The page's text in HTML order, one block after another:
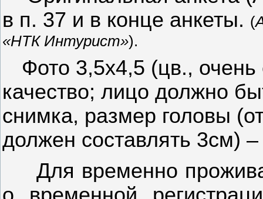
в п. 37 и в конце анкеты. (
«НТК Интурист»).
Фото 3,5х4,5 (цв.,
качество; лицо должно
снимка, размер головы
должен составлять 3см)
Для временно